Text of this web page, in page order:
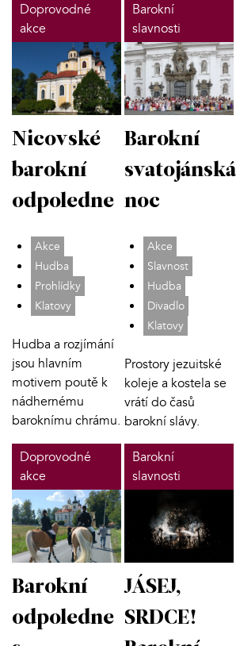
Doprovodné
akce
Nicovské
barokní
odpoledne
Akce
Hudba
Prohlídky
Klatovy
Hudba a rozjímání
jsou hlavním
motivem poutě k
nádhernému
baroknímu chrámu.
Barokní
slavnosti
Barokní
svatojánská
noc
Akce
Slavnost
Hudba
Divadlo
Klatovy
Prostory jezuitské
koleje a kostela se
vrátí do časů
barokní slávy.
Doprovodné
akce
Barokní
odpoledne
Barokní
slavnosti
JÁSEJ,
SRDCE!